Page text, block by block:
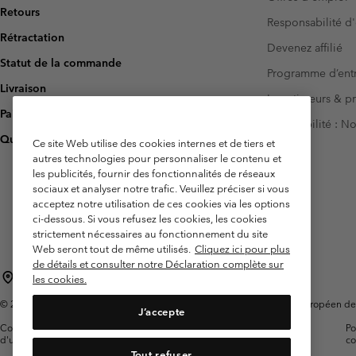
Retours
Rétractation
Statut de la commande
Livraison
Paiement
Questions fréquentes
Responsabilité
Devenez affilié
Programme
Investisseurs &
Accessibilité :
France
© 2026
Columbia Sportswear Europe SAS. 5 Rue de la Haye, Espace Européen
Conditions
d'utilisation
Conditions Générales de
Vente
Garanties
Légales
Ce site Web utilise des cookies internes et de tiers et
autres technologies pour personnaliser le contenu et
les publicités, fournir des fonctionnalités de réseaux
sociaux et analyser notre trafic. Veuillez préciser si vous
acceptez notre utilisation de ces cookies via les options
ci-dessous. Si vous refusez les cookies, les cookies
strictement nécessaires au fonctionnement du site
Web seront tout de même utilisés. Cliquez ici pour plus
de détails et consulter notre Déclaration complète sur
les cookies.
J’accepte